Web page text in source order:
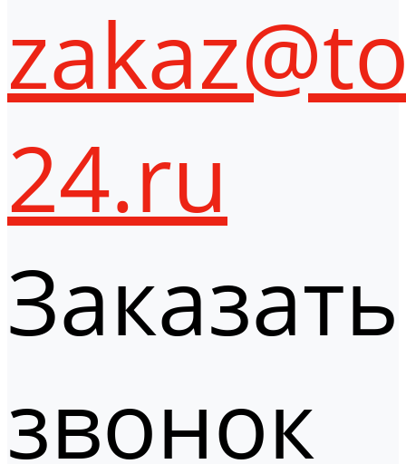
24.ru
Заказать
звонок